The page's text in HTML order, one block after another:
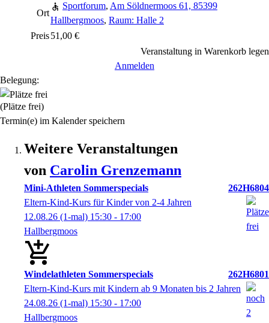
Ort
Sportforum, Am Söldnermoos 61, 85399
Hallbergmoos, Raum: Halle 2
Preis51,00 €
Veranstaltung in Warenkorb legen
Anmelden
Belegung:
(Plätze frei)
Termin(e) im Kalender speichern
Weitere Veranstaltungen
von Carolin Grenzemann
Mini-Athleten Sommerspecials
262H6804
Eltern-Kind-Kurs für Kinder von 2-4 Jahren
12.08.26 (1-mal) 15:30 - 17:00
Hallbergmoos
Windelathleten Sommerspecials
262H6801
Eltern-Kind-Kurs mit Kindern ab 9 Monaten bis 2 Jahren
24.08.26 (1-mal) 15:30 - 17:00
Hallbergmoos